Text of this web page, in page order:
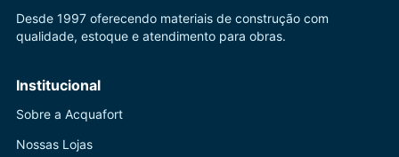
Desde 1997 oferecendo materiais de construção com
qualidade, estoque e atendimento para obras.
Institucional
Sobre a Acquafort
Nossas Lojas